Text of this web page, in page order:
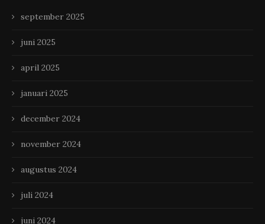
september 2025
juni 2025
april 2025
januari 2025
december 2024
november 2024
augustus 2024
juli 2024
juni 2024